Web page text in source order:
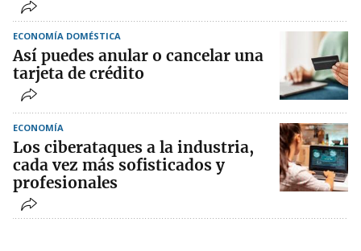
ECONOMÍA DOMÉSTICA
Así puedes anular o cancelar una
tarjeta de crédito
ECONOMÍA
Los ciberataques a la industria,
cada vez más sofisticados y
profesionales